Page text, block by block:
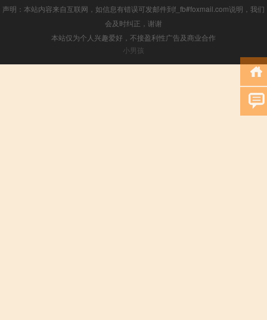
声明：本站内容来自互联网，如信息有错误可发邮件到f_fb#foxmail.com说明，我们
会及时纠正，谢谢
本站仅为个人兴趣爱好，不接盈利性广告及商业合作
小男孩